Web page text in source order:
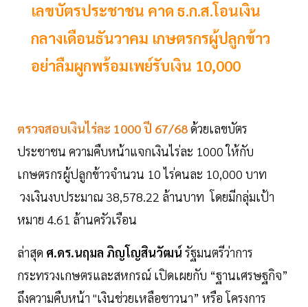
เลขบัตรประชาชน คาด ธ.ก.ส.โอนเงิน
กลางเดือนธันวาคม เกษตรกรผู้ปลูกข้าว
อย่าลืมผูกพร้อมเพย์รับเงิน 10,000
ตรวจสอบเงินไร่ละ 1000 ปี 67/68ด้วยเลขบัตร
ประชาชน ความคืบหน้าแจกเงินไร่ละ 1000 ให้กับ
เกษตรกรผู้ปลูกข้าวจำนวน 10 ไร่คนละ 10,000 บาท
วงเงินงบประมาณ 38,578.22 ล้านบาท โดยมีกลุ่มเป้า
หมาย 4.61 ล้านครัวเรือน
ล่าสุด ศ.ดร.นฤมล ภิญโญสินวัฒน์ รัฐมนตรีว่าการ
กระทรวงเกษตรและสหกรณ์ เปิดเผยกับ “ฐานเศรษฐกิจ”
ถึงความคืบหน้า "เงินช่วยเหลือชาวนา” หรือ โครงการ